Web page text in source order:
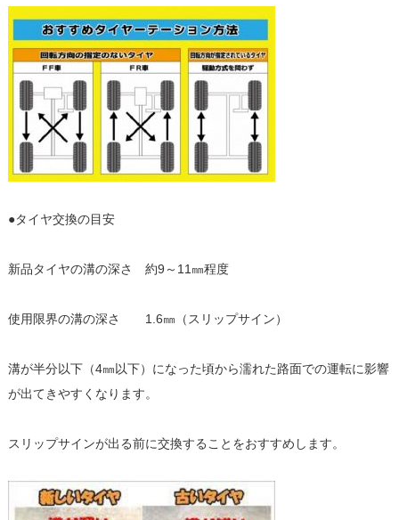
●タイヤ交換の目安
新品タイヤの溝の深さ 約9～11㎜程度
使用限界の溝の深さ 1.6㎜（スリップサイン）
溝が半分以下（4㎜以下）になった頃から濡れた路面での運転に影響
が出てきやすくなります。
スリップサインが出る前に交換することをおすすめします。